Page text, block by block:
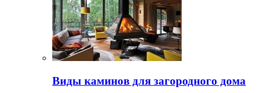
Виды каминов для загородного дома